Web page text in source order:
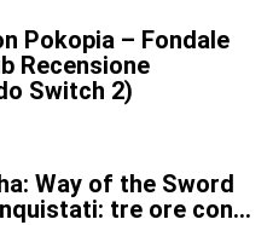
Pokopia – Fondale
Recensione
Switch 2)
Way of the Sword
tre ore con...